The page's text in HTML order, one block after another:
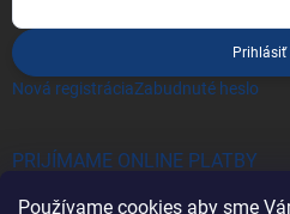
Používame cookies aby sme
Prihlásiť
Nová registráciaZabudnuté heslo
PRIJÍMAME ONLINE PLATBY